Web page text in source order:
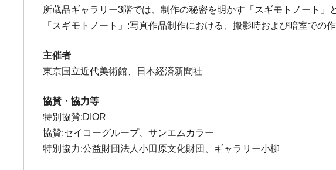
所蔵品ギャラリー3階では、制作の秘密を明かす「スギモトノート」
「スギモトノート」:写真作品制作における、搬影時および暗室での
主催者
東京国立近代美術館、日本経済新聞社
協賛・協力等
特別協賛:DIOR
協賛:セイコーグループ、サンエムカラー
特別協力:公益財団法人小田原文化財団、ギャラリー小柳